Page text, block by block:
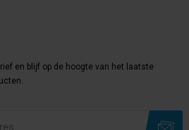
en blijf op de hoogte van het laatste